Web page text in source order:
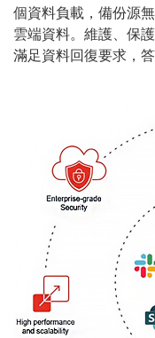
個資料負載，備份源
雲端資料。維護、保
滿足資料回復要求，